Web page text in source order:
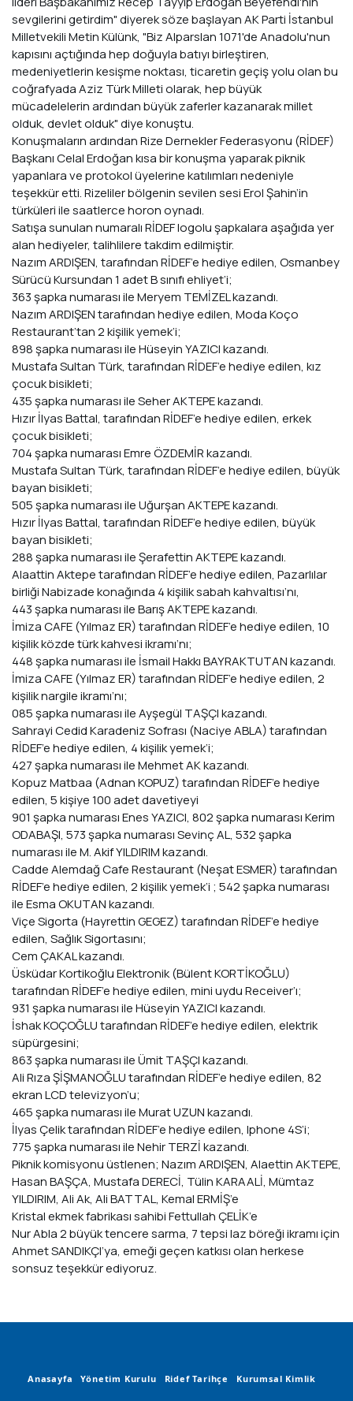
sevgilerini getirdim" diyerek söze başlayan AK Parti İstanbul
Milletvekili Metin Külünk, "Biz Alparslan 1071'de Anadolu'nun
kapısını açtığında hep doğuyla batıyı birleştiren,
medeniyetlerin kesişme noktası, ticaretin geçiş yolu olan bu
coğrafyada Aziz Türk Milleti olarak, hep büyük
mücadelelerin ardından büyük zaferler kazanarak millet
olduk, devlet olduk" diye konuştu.
Konuşmaların ardından Rize Dernekler Federasyonu (RİDEF)
Başkanı Celal Erdoğan kısa bir konuşma yaparak piknik
yapanlara ve protokol üyelerine katılımları nedeniyle
teşekkür etti. Rizeliler bölgenin sevilen sesi Erol Şahin’in
türküleri ile saatlerce horon oynadı.
Satışa sunulan numaralı RİDEF logolu şapkalara aşağıda yer
alan hediyeler, talihlilere takdim edilmiştir.
Nazım ARDIŞEN, tarafından RİDEF’e hediye edilen, Osmanbey
Sürücü Kursundan 1 adet B sınıfı ehliyet’i;
363 şapka numarası ile Meryem TEMİZEL kazandı.
Nazım ARDIŞEN tarafından hediye edilen, Moda Koço
Restaurant’tan 2 kişilik yemek’i;
898 şapka numarası ile Hüseyin YAZICI kazandı.
Mustafa Sultan Türk, tarafından RİDEF’e hediye edilen, kız
çocuk bisikleti;
435 şapka numarası ile Seher AKTEPE kazandı.
Hızır İlyas Battal, tarafından RİDEF’e hediye edilen, erkek
çocuk bisikleti;
704 şapka numarası Emre ÖZDEMİR kazandı.
Mustafa Sultan Türk, tarafından RİDEF’e hediye edilen, büyük
bayan bisikleti;
505 şapka numarası ile Uğurşan AKTEPE kazandı.
Hızır İlyas Battal, tarafından RİDEF’e hediye edilen, büyük
bayan bisikleti;
288 şapka numarası ile Şerafettin AKTEPE kazandı.
Alaattin Aktepe tarafından RİDEF’e hediye edilen, Pazarlılar
birliği Nabizade konağında 4 kişilik sabah kahvaltısı’nı,
443 şapka numarası ile Barış AKTEPE kazandı.
İmiza CAFE (Yılmaz ER) tarafından RİDEF’e hediye edilen, 10
kişilik közde türk kahvesi ikramı’nı;
448 şapka numarası ile İsmail Hakkı BAYRAKTUTAN kazandı.
İmiza CAFE (Yılmaz ER) tarafından RİDEF’e hediye edilen, 2
kişilik nargile ikramı’nı;
085 şapka numarası ile Ayşegül TAŞÇI kazandı.
Sahrayi Cedid Karadeniz Sofrası (Naciye ABLA) tarafından
RİDEF’e hediye edilen, 4 kişilik yemek’i;
427 şapka numarası ile Mehmet AK kazandı.
Kopuz Matbaa (Adnan KOPUZ) tarafından RİDEF’e hediye
edilen, 5 kişiye 100 adet davetiyeyi
901 şapka numarası Enes YAZICI, 802 şapka numarası Kerim
ODABAŞI, 573 şapka numarası Sevinç AL, 532 şapka
numarası ile M. Akif YILDIRIM kazandı.
Cadde Alemdağ Cafe Restaurant (Neşat ESMER) tarafından
RİDEF’e hediye edilen, 2 kişilik yemek’i ; 542 şapka numarası
ile Esma OKUTAN kazandı.
Viçe Sigorta (Hayrettin GEGEZ) tarafından RİDEF’e hediye
edilen, Sağlık Sigortasını;
Cem ÇAKAL kazandı.
Üsküdar Kortikoğlu Elektronik (Bülent KORTİKOĞLU)
tarafından RİDEF’e hediye edilen, mini uydu Receiver’ı;
931 şapka numarası ile Hüseyin YAZICI kazandı.
İshak KOÇOĞLU tarafından RİDEF’e hediye edilen, elektrik
süpürgesini;
863 şapka numarası ile Ümit TAŞÇI kazandı.
Ali Rıza ŞİŞMANOĞLU tarafından RİDEF’e hediye edilen, 82
ekran LCD televizyon’u;
465 şapka numarası ile Murat UZUN kazandı.
İlyas Çelik tarafından RİDEF’e hediye edilen, Iphone 4S’i;
775 şapka numarası ile Nehir TERZİ kazandı.
Piknik komisyonu üstlenen; Nazım ARDIŞEN, Alaettin AKTEPE,
Hasan BAŞÇA, Mustafa DERECİ, Tülin KARAALİ, Mümtaz
YILDIRIM, Ali Ak, Ali BATTAL, Kemal ERMİŞ’e
Kristal ekmek fabrikası sahibi Fettullah ÇELİK’e
Nur Abla 2 büyük tencere sarma, 7 tepsi laz böreği ikramı için
Ahmet SANDIKÇI’ya, emeği geçen katkısı olan herkese
sonsuz teşekkür ediyoruz.
Anasayfa Yönetim Kurulu Ridef Tarihçe Kurumsal Kimlik